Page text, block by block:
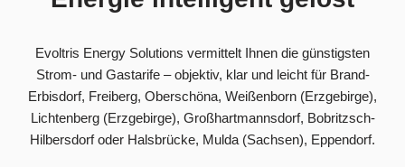
Evoltris Energy Solutions vermittelt Ihnen die günstigsten
Strom- und Gastarife – objektiv, klar und leicht für Brand-
Erbisdorf, Freiberg, Oberschöna, Weißenborn (Erzgebirge),
Lichtenberg (Erzgebirge), Großhartmannsdorf, Bobritzsch-
Hilbersdorf oder Halsbrücke, Mulda (Sachsen), Eppendorf.